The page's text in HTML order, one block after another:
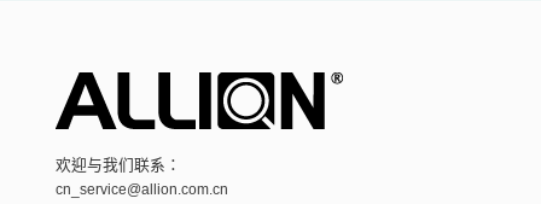
欢迎与我们联系：
cn_service@allion.com.cn